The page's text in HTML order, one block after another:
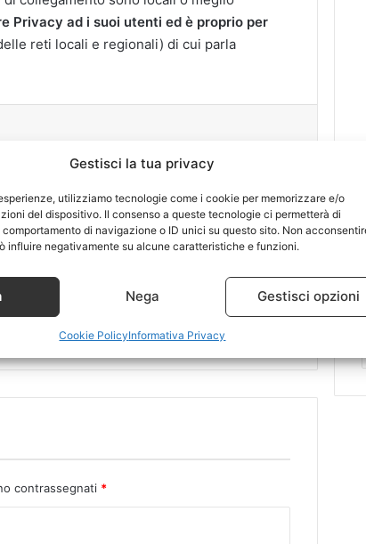
Gestisci la tua privacy
utilizziamo tecnologie come i cookie per memorizzare e/o
del dispositivo. Il consenso a queste tecnologie ci permetterà di
di navigazione o ID unici su questo sito. Non
influire negativamente su alcune caratteristiche e funzioni.
Nega Gestisci opzioni
Cookie PolicyInformativa Privacy
Privacy ad i suoi utenti ed è proprio per
reti locali e regionali) di cui parla
gli
Via libera alle modifiche di
10 Dicembre 2009
contrassegnati *